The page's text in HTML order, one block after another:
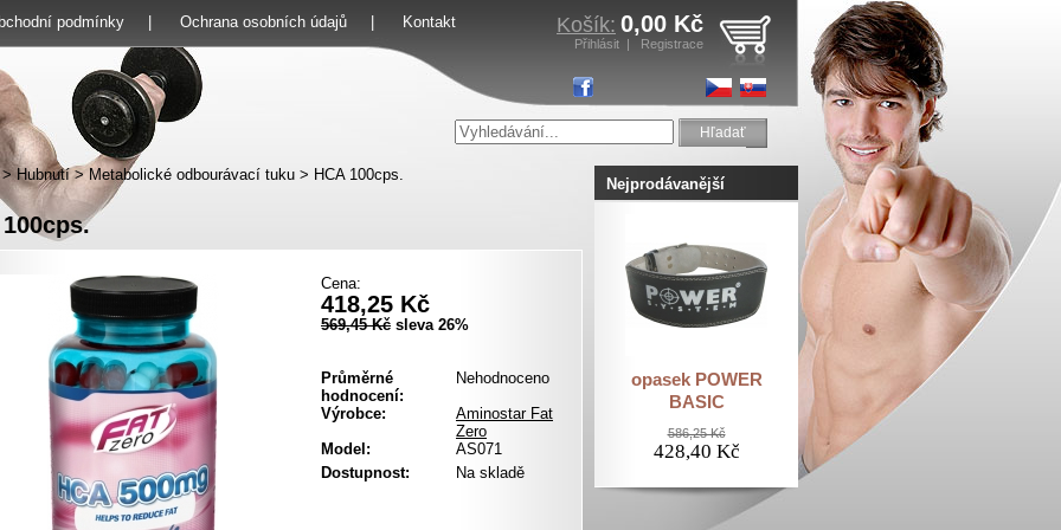
podmínky Ochrana osobních údajů Kontakt Košík: 0,00 Kč
Přihlásit | Registrace
Hľadať
> Hubnutí> Metabolické odbourávací tuku > HCA 100cps.
100cps.
Cena:
418,25 Kč
569,45 Kč sleva 26%
Průměrné
hodnocení:
Nehodnoceno
Výrobce:
Aminostar Fat
Zero
Model:
AS071
Dostupnost:
Na skladě
Nejprodávanější
opasek POWER
BASIC
586,25 Kč
428,40 Kč